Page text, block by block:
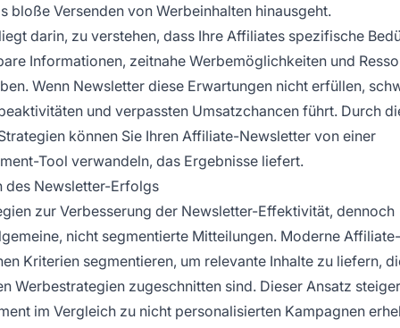
bloße Versenden von Werbeinhalten hinausgeht.
darin, zu verstehen, dass Ihre Affiliates spezifische
Informationen, zeitnahe Werbemöglichkeiten und
Wenn Newsletter diese Erwartungen nicht erfüllen,
und verpassten Umsatzchancen führt. Durch
können Sie Ihren Affiliate-Newsletter von einer
Tool verwandeln, das Ergebnisse liefert.
des Newsletter-Erfolgs
zur Verbesserung der Newsletter-Effektivität, dennoch
nicht segmentierte Mitteilungen. Moderne Affiliate-
Kriterien segmentieren, um relevante Inhalte zu liefern,
Werbestrategien zugeschnitten sind. Dieser Ansatz
im Vergleich zu nicht personalisierten Kampagnen